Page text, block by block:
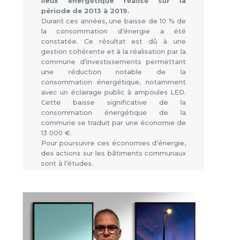
période de 2013 à 2019.
Durant ces années, une baisse de 10 % de
la consommation d’énergie a été
constatée. Ce résultat est dû à une
gestion cohérente et à la réalisation par la
commune d’investissements permettant
une réduction notable de la
consommation énergétique, notamment
avec un éclairage public à ampoules LED.
Cette baisse significative de la
consommation énergétique de la
commune se traduit par une économie de
13 000 €.
Pour poursuivre ces économies d’énergie,
des actions sur les bâtiments communaux
sont à l’études.